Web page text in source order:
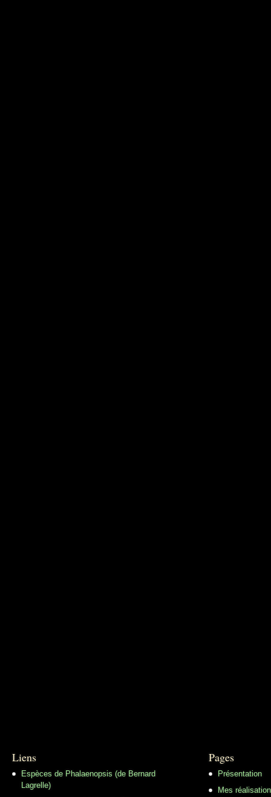
Liens
Espèces de Phalaenopsis (de Bernard
Lagrelle)
Pages
Présentation
Mes